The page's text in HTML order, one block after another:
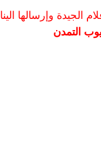
الجيدة وإرسالها الينا
التمدن